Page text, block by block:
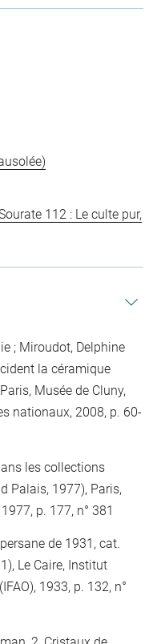
112 : Le culte pur,
; Miroudot, Delphine
la céramique
Musée de Cluny,
nationaux, 2008, p. 60-
les collections
Palais, 1977), Paris,
p. 177, n° 381
de 1931, cat.
Le Caire, Institut
1933, p. 132, n°